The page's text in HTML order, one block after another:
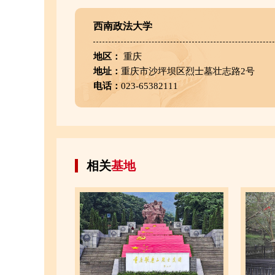
西南政法大学
地区：
重庆
地址：重庆市沙坪坝区烈士墓壮志路2号
电话： 023-65382111
相关基地